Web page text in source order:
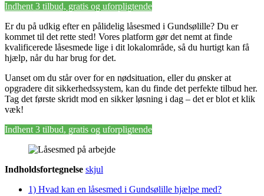
Indhent 3 tilbud, gratis og uforpligtende
Er du på udkig efter en pålidelig låsesmed i Gundsølille? Du er
kommet til det rette sted! Vores platform gør det nemt at finde
kvalificerede låsesmede lige i dit lokalområde, så du hurtigt kan få
hjælp, når du har brug for det.
Uanset om du står over for en nødsituation, eller du ønsker at
opgradere dit sikkerhedssystem, kan du finde det perfekte tilbud her.
Tag det første skridt mod en sikker løsning i dag – det er blot et klik
væk!
Indhent 3 tilbud, gratis og uforpligtende
Indholdsfortegnelse skjul
1) Hvad kan en låsesmed i Gundsølille hjælpe med?